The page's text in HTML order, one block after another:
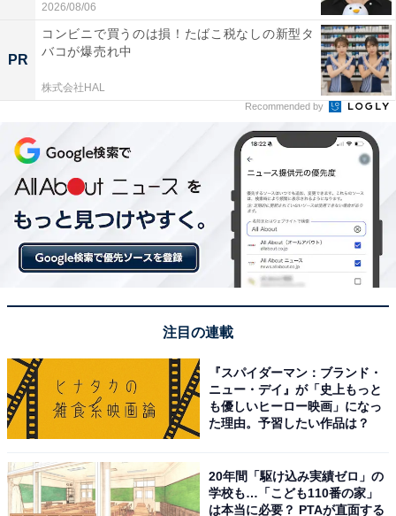
2026/08/06
PR
コンビニで買うのは損！たばこ税なしの新型タ
バコが爆売れ中
株式会社HAL
Recommended by
注目の連載
『スパイダーマン：ブランド・
ニュー・デイ』が「史上もっと
も優しいヒーロー映画」になっ
た理由。予習したい作品は？
20年間「駆け込み実績ゼロ」の
学校も…「こども110番の家」
は本当に必要？ PTAが直面する